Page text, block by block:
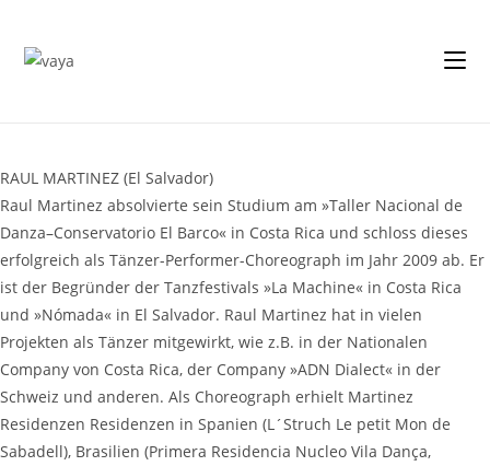
springen
RAUL MARTINEZ (El Salvador)
Raul Martinez absolvierte sein Studium am »Taller Nacional de
Danza–Conservatorio El Barco« in Costa Rica und schloss dieses
erfolgreich als Tänzer-Performer-Choreograph im Jahr 2009 ab. Er
ist der Begründer der Tanzfestivals »La Machine« in Costa Rica
und »Nómada« in El Salvador. Raul Martinez hat in vielen
Projekten als Tänzer mitgewirkt, wie z.B. in der Nationalen
Company von Costa Rica, der Company »ADN Dialect« in der
Schweiz und anderen. Als Choreograph erhielt Martinez
Residenzen Residenzen in Spanien (L´Struch Le petit Mon de
Sabadell), Brasilien (Primera Residencia Nucleo Vila Dança,